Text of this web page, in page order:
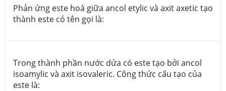
Phản ứng este hoá giữa ancol etylic và axit axetic tạo
thành este có tên gọi là:
Trong thành phần nước dứa có este tạo bởi ancol
isoamylic và axit isovaleric. Công thức cấu tạo của
este là: